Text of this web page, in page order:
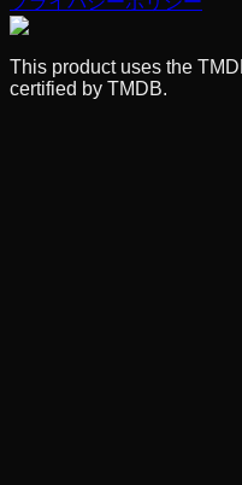
This product uses the
certified by TMDB.